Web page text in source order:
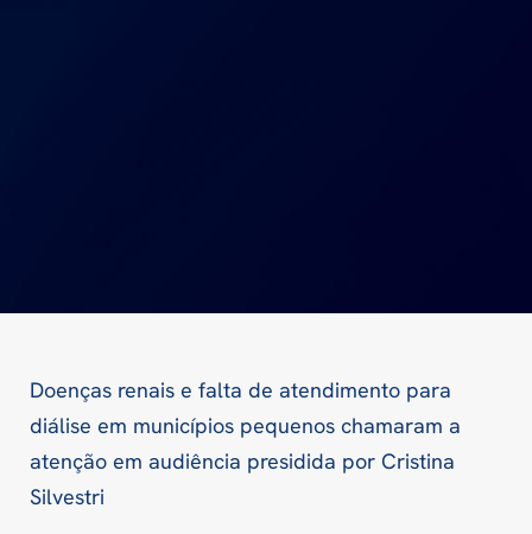
Doenças renais e falta de atendimento para
diálise em municípios pequenos chamaram a
atenção em audiência presidida por Cristina
Silvestri